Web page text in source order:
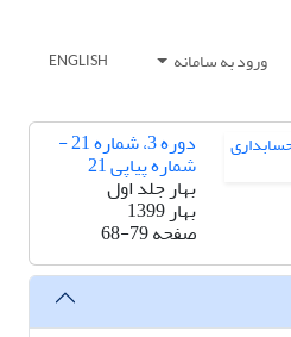
ورود به سامانه ENGLISH
دوره 3، شماره 21 -
شماره پیاپی 21
بهار جلد اول
بهار 1399
صفحه68-79